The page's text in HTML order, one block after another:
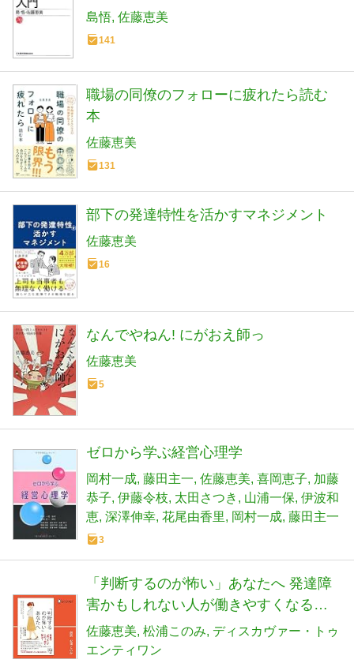
島悟 佐藤恵美
141
職場の同僚のフォローに疲れたら読む
本
佐藤恵美
131
部下の発達特性を活かすマネジメント
佐藤恵美
16
なんでやねん! にがおえ師っ
佐藤恵美
5
ゼロから学ぶ経営心理学
岡村一成 藤田主一 佐藤恵美 喜岡恵子 加藤
恭子 伊藤令枝 太田さつき 山浦一保 伊波和
恵 深澤伸幸 花尾由香里 岡村一成 藤田主一
3
「判断するのが怖い」あなたへ 発達障
害かもしれない人が働きやすくなる方
法(ディスカヴァー携書)
佐藤恵美 松浦このみ ディスカヴァー・トゥ
エンティワン